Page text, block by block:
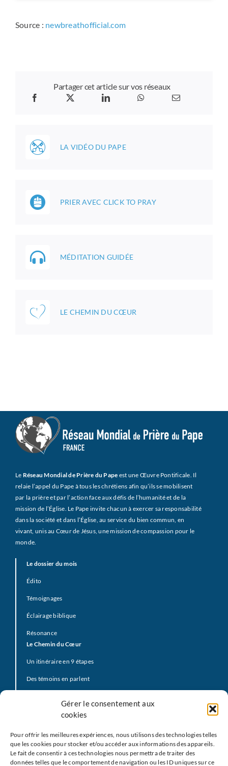
Gérer le consentement aux
cookies
Pour offrir les meilleures expériences, nous utilisons des technologies telles
que les cookies pour stocker et/ou accéder aux informations des appareils.
Le fait de consentir à ces technologies nous permettra de traiter des
données telles que le comportement de navigation ou les ID uniques sur ce
Source : newbreathofficial.com
Partager cet article sur vos réseaux
LA VIDÉO DU PAPE
PRIER AVEC CLICK TO PRAY
MÉDITATION GUIDÉE
LE CHEMIN DU CŒUR
Le Réseau Mondial de Prière du Pape est une Œuvre Pontificale. Il
relaie l’appel du Pape à tous les chrétiens afin qu’ils se mobilisent
par la prière et par l’action face aux défis de l’humanité et de la
mission de l’Église. Le Pape invite chacun à exercer sa responsabilité
dans la société et dans l’Église, au service du bien commun, en
vivant, unis au Cœur de Jésus, une mission de compassion pour le
monde.
Le dossier du mois
Édito
Témoignages
Éclairage biblique
Résonance
Le Chemin du Cœur
Un itinéraire en 9 étapes
Des témoins en parlent
La Vidéo du Pape
Prier avec la Parole de Dieu
Prière Universelle